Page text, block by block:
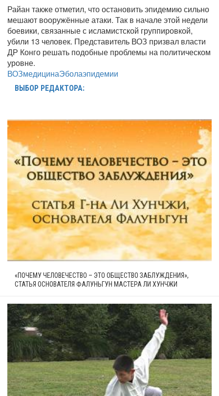
Райан также отметил, что остановить эпидемию сильно
мешают вооружённые атаки. Так в начале этой недели
боевики, связанные с исламистской группировкой,
убили 13 человек. Представитель ВОЗ призвал власти
ДР Конго решать подобные проблемы на политическом
уровне.
ВОЗмедицинаЭболаэпидемии
ВЫБОР РЕДАКТОРА:
«ПОЧЕМУ ЧЕЛОВЕЧЕСТВО – ЭТО ОБЩЕСТВО ЗАБЛУЖДЕНИЯ»,
СТАТЬЯ ОСНОВАТЕЛЯ ФАЛУНЬГУН МАСТЕРА ЛИ ХУНЧЖИ